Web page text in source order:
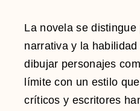
La novela se
narrativa y la
dibujar personajes
límite con un estilo
críticos y escritores